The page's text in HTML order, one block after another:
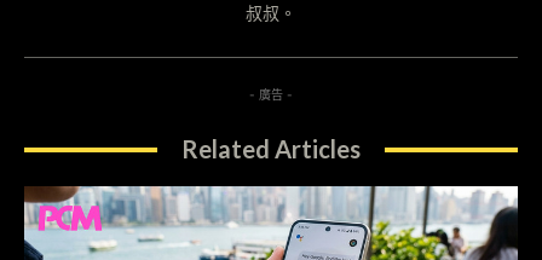
叔叔。
- 廣告 -
Related Articles